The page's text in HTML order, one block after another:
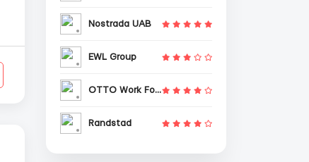
Nostrada UAB
EWL Group
OTTO Work Force
Randstad